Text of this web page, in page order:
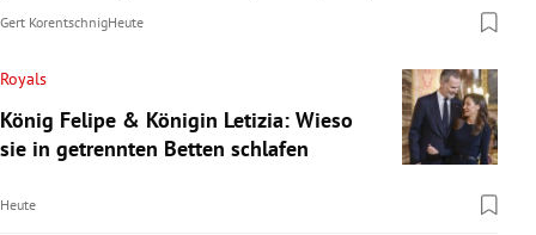
Gert KorentschnigHeute
Royals
König Felipe & Königin Letizia: Wieso
sie in getrennten Betten schlafen
Heute